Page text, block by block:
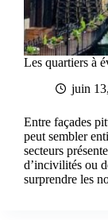
Les quartiers à
juin
Entre façades
peut sembler
secteurs
d’incivilités ou
surprendre les